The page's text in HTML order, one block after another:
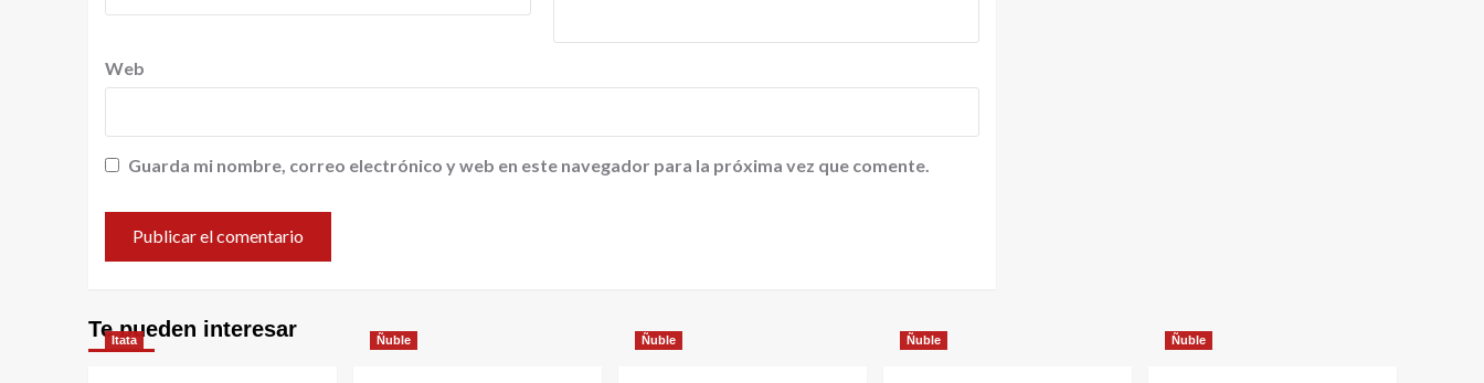
Web
Guarda mi nombre, correo electrónico y web en este navegador para la próxima vez que comente.
Te pueden interesar
Itata Ñuble Ñuble Ñuble Ñuble